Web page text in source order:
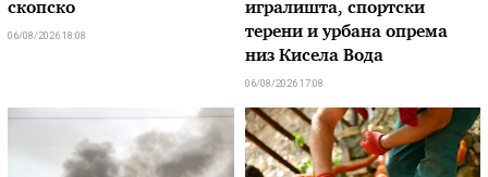
скопско
06/08/2026 18:08
игралишта, спортски
терени и урбана опрема
низ Кисела Вода
06/08/2026 17:08